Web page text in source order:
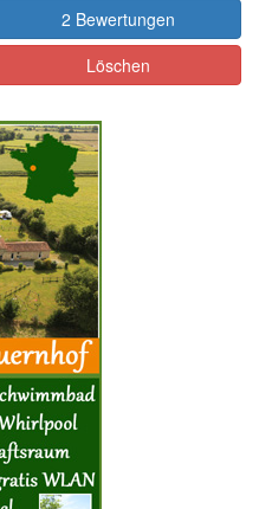
2 Bewertungen
Löschen